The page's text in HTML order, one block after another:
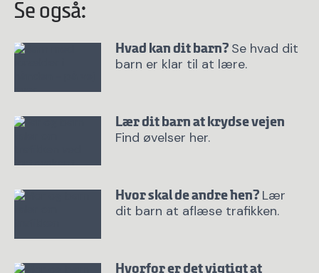
Se også:
Hvad kan dit barn? Se hvad dit
barn er klar til at lære.
Lær dit barn at krydse vejen
Find øvelser her.
Hvor skal de andre hen? Lær
dit barn at aflæse trafikken.
Hvorfor er det vigtigt at